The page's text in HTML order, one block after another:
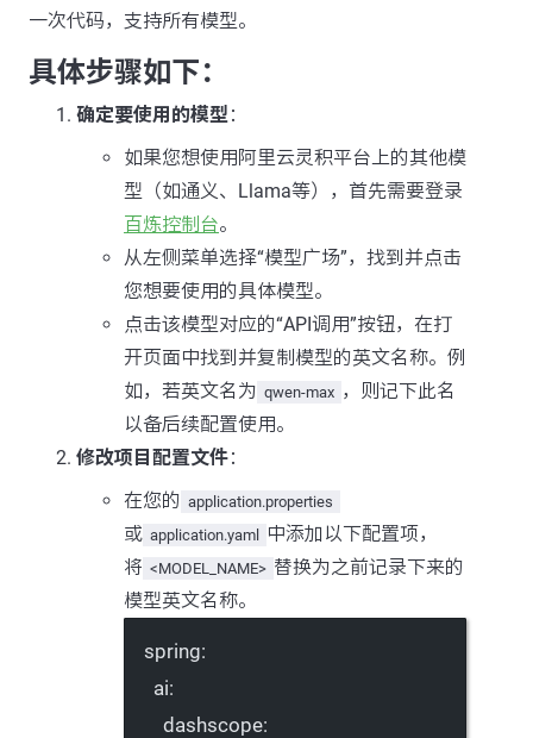
一次代码，支持所有模型。
具体步骤如下：
确定要使用的模型 ：
如果您想使用阿里云灵积平台上的其他模
型（如通义、Llama等），首先需要登录
百炼控制台。
从左侧菜单选择“模型广场”，找到并点击
您想要使用的具体模型。
点击该模型对应的“API调用”按钮，在打
开页面中找到并复制模型的英文名称。例
如，若英文名为 qwen-max ，则记下此名
以备后续配置使用。
修改项目配置文件：
在您的 application.properties
或 application.yaml 中添加以下配置项，
将 <MODEL_NAME> 替换为之前记录下来的
模型英文名称。
spring:
ai:
dashscope: